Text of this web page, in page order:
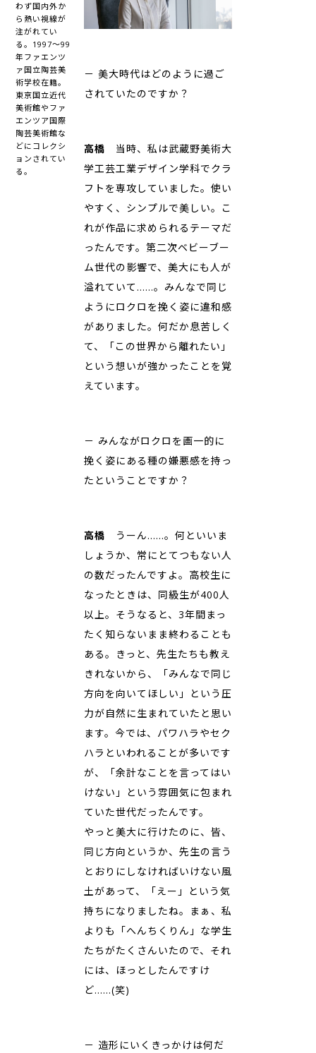
わず国内外か
ら熱い視線が
注がれてい
る。1997～99
年ファエンツ
ァ国立陶芸美
術学校在籍。
東京国立近代
美術館やファ
エンツア国際
陶芸美術館な
どにコレクシ
ョンされてい
る。
－ 美大時代はどのように過ご
されていたのですか？
高橋 当時、私は武蔵野美術大
学工芸工業デザイン学科でクラ
フトを専攻していました。使い
やすく、シンプルで美しい。こ
れが作品に求められるテーマだ
ったんです。第二次ベビーブー
ム世代の影響で、美大にも人が
溢れていて……。みんなで同じ
ようにロクロを挽く姿に違和感
がありました。何だか息苦しく
て、「この世界から離れたい」
という想いが強かったことを覚
えています。
－ みんながロクロを画一的に
挽く姿にある種の嫌悪感を持っ
たということですか？
高橋
うーん……。何といいま
しょうか、常にとてつもない人
の数だったんですよ。高校生に
なったときは、同級生が400人
以上。そうなると、3年間まっ
たく知らないまま終わることも
ある。きっと、先生たちも教え
きれないから、「みんなで同じ
方向を向いてほしい」という圧
力が自然に生まれていたと思い
ます。今では、パワハラやセク
ハラといわれることが多いです
が、「余計なことを言ってはい
けない」という雰囲気に包まれ
ていた世代だったんです。
やっと美大に行けたのに、皆、
同じ方向というか、先生の言う
とおりにしなければいけない風
土があって、「えー」という気
持ちになりましたね。まぁ、私
よりも「へんちくりん」な学生
たちがたくさんいたので、それ
には、ほっとしたんですけ
ど……(笑)
－ 造形にいくきっかけは何だ